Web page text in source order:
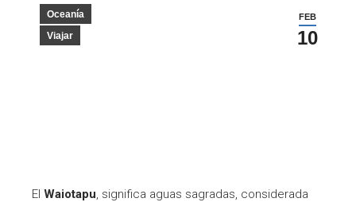
FEB
10
Oceanía
Viajar
El Waiotapu, significa aguas sagradas, considerada